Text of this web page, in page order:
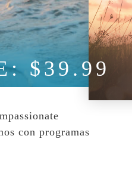
$39.99
con programas